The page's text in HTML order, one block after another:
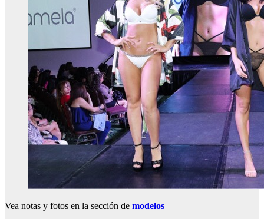
Vea notas y fotos en la sección de modelos